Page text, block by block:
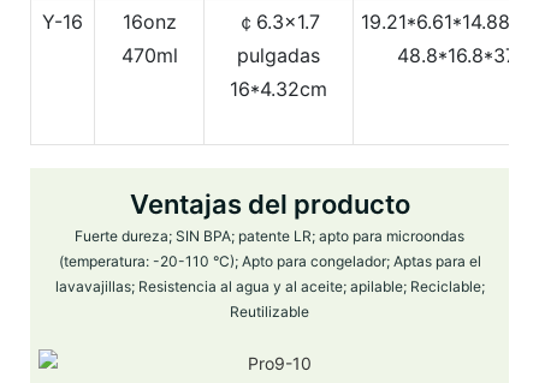
Y-16
16onz
470ml
￠6.3x1.7
pulgadas
16*4.32cm
Ventajas del producto
Fuerte dureza; SIN BPA; patente LR; apto para microondas
(temperatura: -20-110 °C); Apto para congelador; Aptas para el
lavavajillas; Resistencia al agua y al aceite; apilable; Reciclable;
Reutilizable